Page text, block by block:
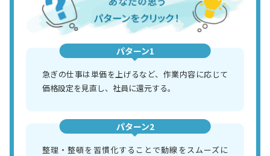
パターン1
急ぎの仕事は単価を上げるなど、作業内容に応じて
価格設定を見直し、社員に還元する。
パターン2
整理・整頓を習慣化することで動線をスムーズに